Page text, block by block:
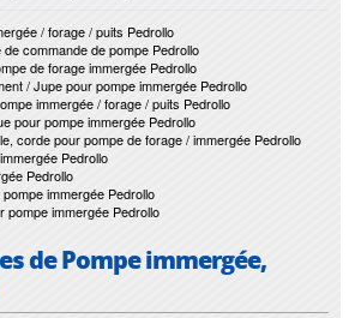
/ forage / puits Pedrollo
commande de pompe Pedrollo
de forage immergée Pedrollo
/ Jupe pour pompe immergée Pedrollo
immergée / forage / puits Pedrollo
pour pompe immergée Pedrollo
corde pour pompe de forage / immergée Pedrollo
Pedrollo
Pedrollo
immergée Pedrollo
pompe immergée Pedrollo
de Pompe immergée,